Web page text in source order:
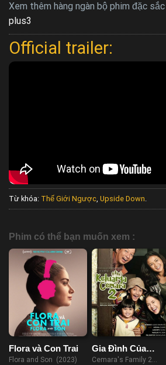
Xem thêm hàng ngàn bộ phim đặc
plus3
Official trailer:
Từ khóa: Thế Giới Ngược Upside Down
Phim có thể bạn muốn xem :
Flora và Con Trai
Flora and Son (2023)
Gia Đình Của
Cemara 2
Cemara's Family 2